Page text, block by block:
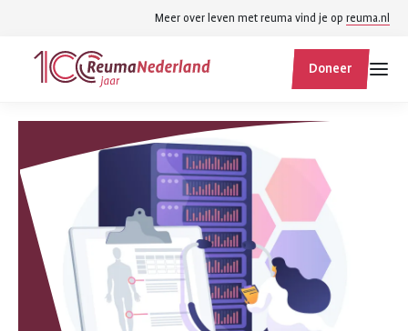
hoofdinhoud
footer
navigatie
Meer over leven met reuma vind je op reuma.nl
ReumaNederland
homepage
Doneer
binnen
reumanederland.nl